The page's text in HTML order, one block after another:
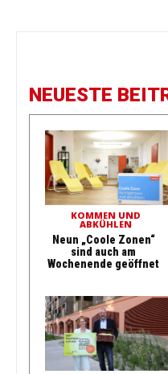
NEUESTE
KOMMEN UND
ABKÜHLEN
Neun „Coole Zonen“
sind auch am
Wochenende geöffnet